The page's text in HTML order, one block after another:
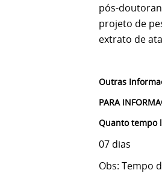
pós-
projeto de
extrato de
Outras
PARA
Quanto tempo
07 dias
Obs: Tempo